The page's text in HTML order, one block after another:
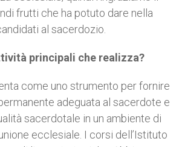
frutti che ha potuto dare nella
al sacerdozio.
principali che realizza?
come uno strumento per fornire
adeguata al sacerdote e
sacerdotale in un ambiente di
ecclesiale. I corsi dell’Istituto